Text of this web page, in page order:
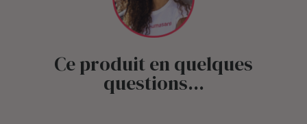
Ce produit en quelques
questions...